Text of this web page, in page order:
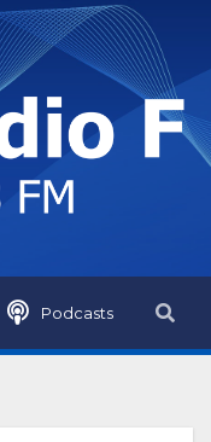
Podcasts